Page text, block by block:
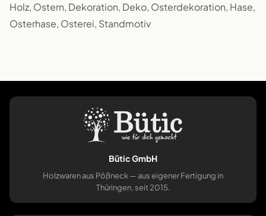
Holz, Ostern, Dekoration, Deko, Osterdekoration, Hase,
Osterhase, Osterei, Standmotiv
Bütic GmbH
Holzwaren aus Pößneck — aus eigener Fertigung in
Thüringen, seit 2015.